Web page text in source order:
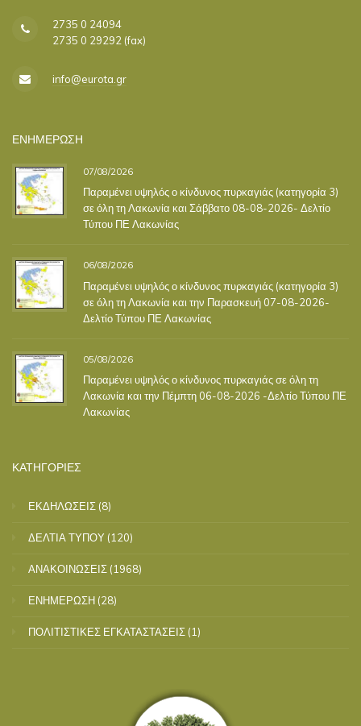
2735 0 24094
2735 0 29292 (fax)
info@eurota.gr
ΕΝΗΜΕΡΩΣΗ
07/08/2026
Παραμένει υψηλός ο κίνδυνος πυρκαγιάς (κατηγορία 3)
σε όλη τη Λακωνία και Σάββατο 08-08-2026- Δελτίο
Τύπου ΠΕ Λακωνίας
06/08/2026
Παραμένει υψηλός ο κίνδυνος πυρκαγιάς (κατηγορία 3)
σε όλη τη Λακωνία και την Παρασκευή 07-08-2026-
Δελτίο Τύπου ΠΕ Λακωνίας
05/08/2026
Παραμένει υψηλός ο κίνδυνος πυρκαγιάς σε όλη τη
Λακωνία και την Πέμπτη 06-08-2026 -Δελτίο Τύπου ΠΕ
Λακωνίας
ΚΑΤΗΓΟΡΙΕΣ
ΕΚΔΗΛΩΣΕΙΣ (8)
ΔΕΛΤΙΑ ΤΥΠΟΥ (120)
ΑΝΑΚΟΙΝΩΣΕΙΣ (1968)
ΕΝΗΜΕΡΩΣΗ (28)
ΠΟΛΙΤΙΣΤΙΚΕΣ ΕΓΚΑΤΑΣΤΑΣΕΙΣ (1)